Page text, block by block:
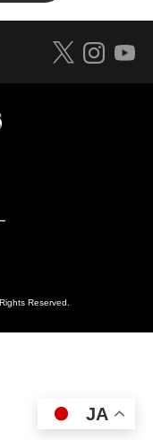
Reserved.
JA